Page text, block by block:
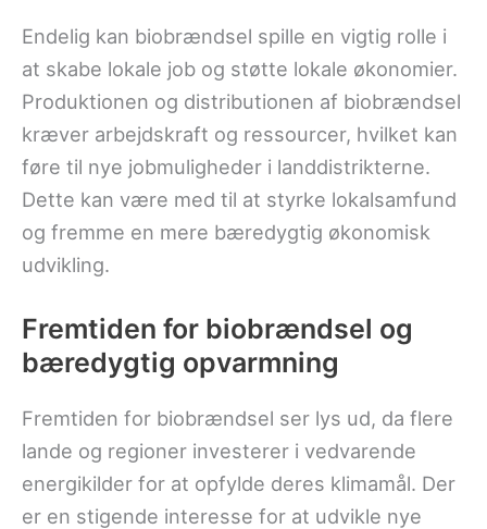
Endelig kan biobrændsel spille en vigtig rolle i
at skabe lokale job og støtte lokale økonomier.
Produktionen og distributionen af biobrændsel
kræver arbejdskraft og ressourcer, hvilket kan
føre til nye jobmuligheder i landdistrikterne.
Dette kan være med til at styrke lokalsamfund
og fremme en mere bæredygtig økonomisk
udvikling.
Fremtiden for biobrændsel og
bæredygtig opvarmning
Fremtiden for biobrændsel ser lys ud, da flere
lande og regioner investerer i vedvarende
energikilder for at opfylde deres klimamål. Der
er en stigende interesse for at udvikle nye